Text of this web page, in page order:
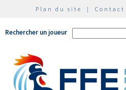
Plan du site | Contact
Rechercher un joueur